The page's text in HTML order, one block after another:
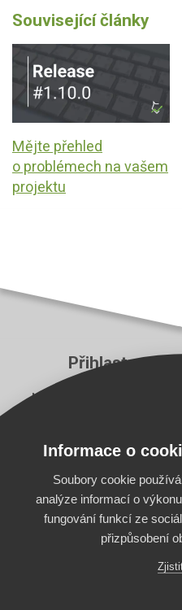
Související články
Mějte přehled
o problémech na vašem
projektu
Přihlaste se k
Neutečou vám ty
E-mailInformace o
Soubory cookie
analýze informací o
fungování funkcí ze
přizpůsobení